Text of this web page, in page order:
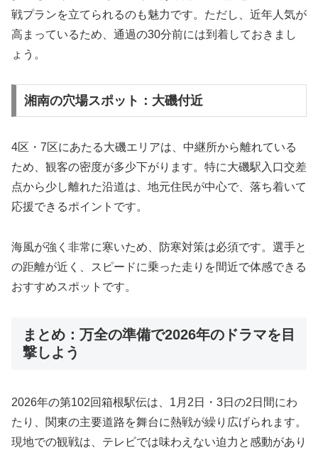
戦プランを立てられるのも魅力です。ただし、近年人気が
高まっているため、通過の30分前には到着しておきまし
ょう。
湘南の穴場スポット：大磯付近
4区・7区にあたる大磯エリアは、中継所から離れている
ため、観客の密度が多少下がります。特に大磯駅入口交差
点から少し離れた沿道は、地元住民が中心で、落ち着いて
応援できるポイントです。
海風が強く非常に寒いため、防寒対策は必須です。選手と
の距離が近く、スピードに乗った走りを間近で体感できる
おすすめスポットです。
まとめ：万全の準備で2026年のドラマを目
撃しよう
2026年の第102回箱根駅伝は、1月2日・3日の2日間にわ
たり、関東の主要道路を舞台に熱戦が繰り広げられます。
現地での観戦は、テレビでは味わえない迫力と感動があり